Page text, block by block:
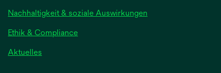
Nachhaltigkeit & soziale Auswirkungen
Ethik & Compliance
Aktuelles